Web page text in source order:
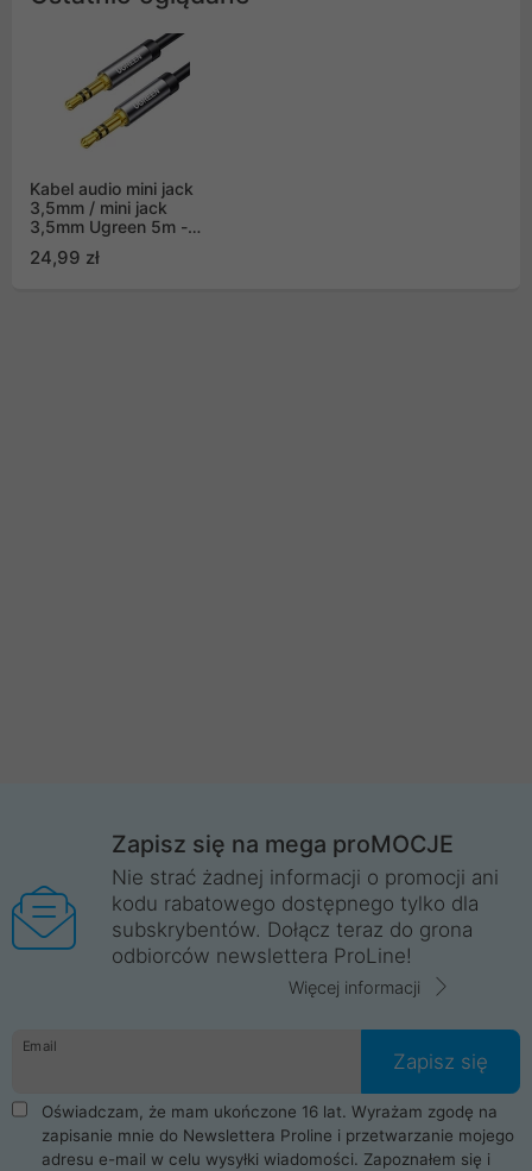
Kabel audio mini jack
3,5mm / mini jack
3,5mm Ugreen 5m -
24,99 zł
Zapisz się na mega proMOCJE
Nie strać żadnej informacji o promocji ani
kodu rabatowego dostępnego tylko dla
subskrybentów. Dołącz teraz do grona
odbiorców newslettera ProLine!
Więcej informacji
Email
Zapisz się
Oświadczam, że mam ukończone 16 lat. Wyrażam zgodę na
zapisanie mnie do Newslettera Proline i przetwarzanie mojego
adresu e-mail w celu wysyłki wiadomości. Zapoznałem się i